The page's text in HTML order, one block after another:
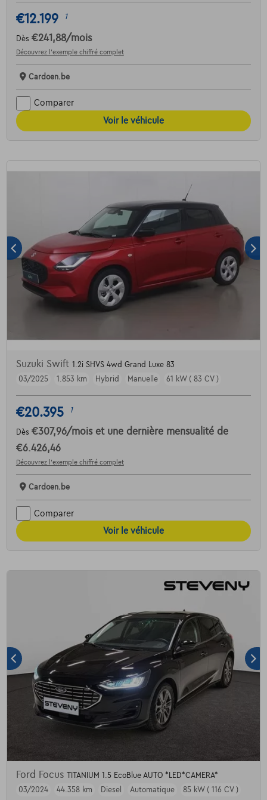
€12.199 1
Dès €241,88/mois
Découvrez l’exemple chiffré complet
Cardoen.be
Comparer
Voir le véhicule
Suzuki Swift 1.2i SHVS 4wd Grand Luxe 83
03/2025
1.853 km Hybrid Manuelle 61 kW ( 83 CV )
€20.395 1
Dès €307,96/mois et une dernière mensualité de
€6.426,46
Découvrez l’exemple chiffré complet
Cardoen.be
Comparer
Voir le véhicule
Ford Focus TITANIUM 1.5 EcoBlue AUTO *LED*CAMERA*
03/2024
44.358 km Diesel Automatique 85 kW ( 116 CV )